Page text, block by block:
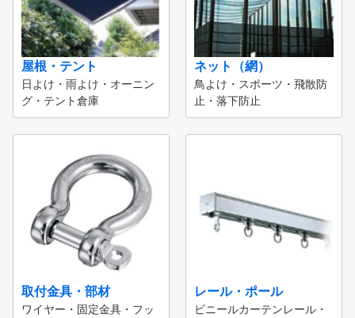
屋根・テント
日よけ・雨よけ・オーニン
グ・テント倉庫
ネット（網）
鳥よけ・スポーツ・飛散防
止・落下防止
取付金具・部材
ワイヤー・固定金具・フッ
レール・ポール
ビニールカーテンレール・